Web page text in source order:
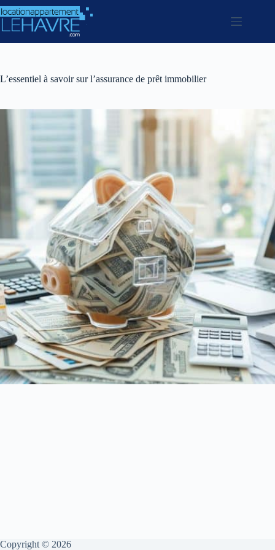
Passer
au
contenu
L’essentiel à savoir sur l’assurance de prêt immobilier
Copyright © 2026